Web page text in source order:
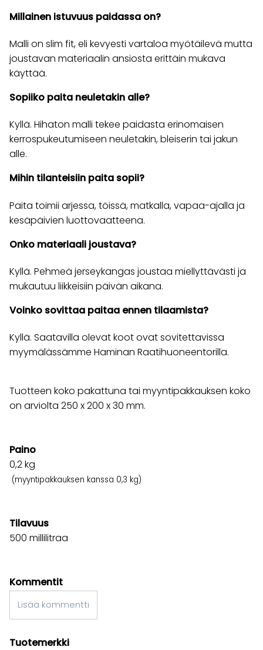
Millainen istuvuus paidassa on?
Malli on slim fit, eli kevyesti vartaloa myötäilevä mutta
joustavan materiaalin ansiosta erittäin mukava
käyttää.
Sopiiko paita neuletakin alle?
Kyllä. Hihaton malli tekee paidasta erinomaisen
kerrospukeutumiseen neuletakin, bleiserin tai jakun
alle.
Mihin tilanteisiin paita sopii?
Paita toimii arjessa, töissä, matkalla, vapaa-ajalla ja
kesäpäivien luottovaatteena.
Onko materiaali joustava?
Kyllä. Pehmeä jerseykangas joustaa miellyttävästi ja
mukautuu liikkeisiin päivän aikana.
Voinko sovittaa paitaa ennen tilaamista?
Kyllä. Saatavilla olevat koot ovat sovitettavissa
myymälässämme Haminan Raatihuoneentorilla.
Tuotteen koko pakattuna tai myyntipakkauksen koko
on arviolta 250 x 200 x 30 mm.
Paino
0,2kg
(myyntipakkauksen kanssa 0,3 kg)
Tilavuus
500 millilitraa
Kommentit
Lisää kommentti
Tuotemerkki